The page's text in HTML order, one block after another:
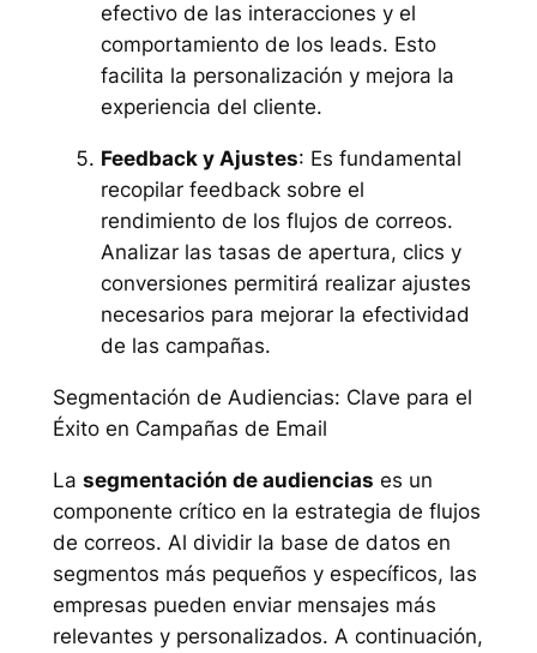
efectivo de las interacciones y el
comportamiento de los leads. Esto
facilita la personalización y mejora la
experiencia del cliente.
Feedback y Ajustes: Es fundamental
recopilar feedback sobre el
rendimiento de los flujos de correos.
Analizar las tasas de apertura, clics y
conversiones permitirá realizar ajustes
necesarios para mejorar la efectividad
de las campañas.
Segmentación de Audiencias: Clave para el
Éxito en Campañas de Email
La segmentación de audiencias es un
componente crítico en la estrategia de flujos
de correos. Al dividir la base de datos en
segmentos más pequeños y específicos, las
empresas pueden enviar mensajes más
relevantes y personalizados. A continuación,